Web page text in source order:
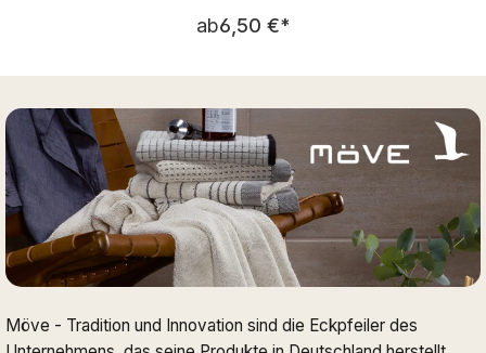
Regulärer Preis:
ab6,50 €*
Möve - Tradition und Innovation sind die Eckpfeiler des